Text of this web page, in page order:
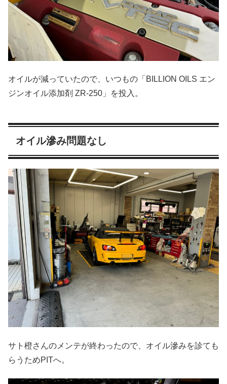
オイルが減っていたので、いつもの「BILLION OILS エン
ジンオイル添加剤 ZR-250」を投入。
オイル滲み問題なし
サト橙さんのメンテが終わったので、オイル滲みを診ても
らうためPITへ。